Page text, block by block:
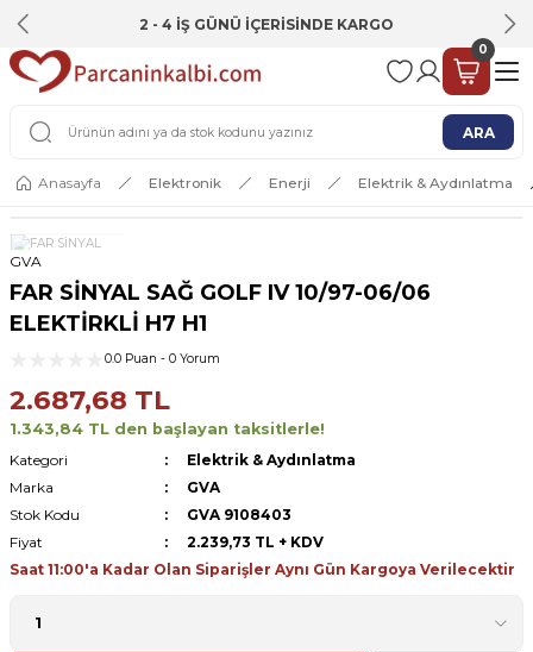
2 - 4 İŞ GÜNÜ İÇERİSİNDE KARGO
ARA
0
Anasayfa Elektronik Enerji Elektrik & Aydınlatma
GVA
FAR SİNYAL SAĞ GOLF IV 10/97-06/06
ELEKTİRKLİ H7 H1
0.0 Puan - 0 Yorum
2.687,68 TL
1.343,84 TL den başlayan taksitlerle!
Kategori
Elektrik & Aydınlatma
Marka
GVA
Stok Kodu
GVA 9108403
Fiyat
2.239,73 TL + KDV
Saat 11:00'a Kadar Olan Siparişler Aynı Gün Kargoya Verilecektir